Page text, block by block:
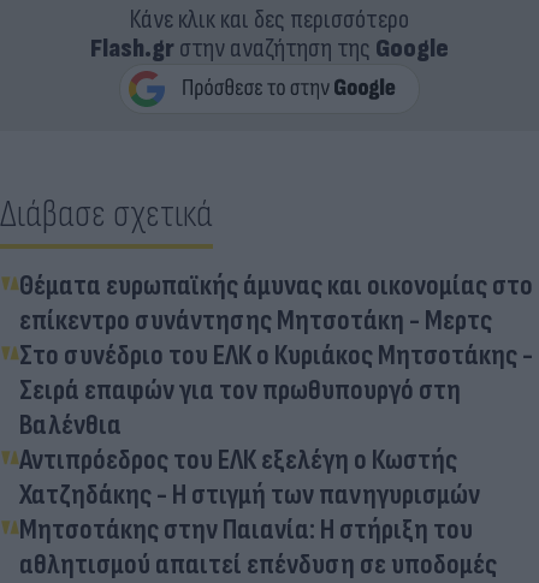
Κάνε κλικ και δες περισσότερο
Flash.grστην αναζήτηση της Google
Διάβασε σχετικά
Θέματα ευρωπαϊκής άμυνας και οικονομίας στο
επίκεντρο συνάντησης Μητσοτάκη - Μερτς
Στο συνέδριο του ΕΛΚ ο Κυριάκος Μητσοτάκης -
Σειρά επαφών για τον πρωθυπουργό στη
Βαλένθια
Αντιπρόεδρος του ΕΛΚ εξελέγη ο Κωστής
Χατζηδάκης - Η στιγμή των πανηγυρισμών
Μητσοτάκης στην Παιανία: Η στήριξη του
αθλητισμού απαιτεί επένδυση σε υποδομές